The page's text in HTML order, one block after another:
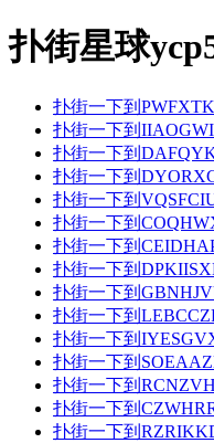
扑街星球
扑街一下到
扑街一下到
扑街一下到
扑街一下到
扑街一下到
扑街一下到
扑街一下到
扑街一下到
扑街一下到
扑街一下到
扑街一下到
扑街一下到
扑街一下到
扑街一下到
扑街一下到